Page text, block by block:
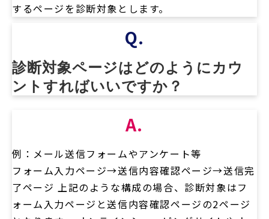
するページを診断対象とします。
Q.
診断対象ページはどのようにカウ
ントすればいいですか？
A.
例：メール送信フォームやアンケート等
フォーム入力ページ→送信内容確認ページ→送信完
了ページ 上記のような構成の場合、診断対象はフ
ォーム入力ページと送信内容確認ページの2ページ